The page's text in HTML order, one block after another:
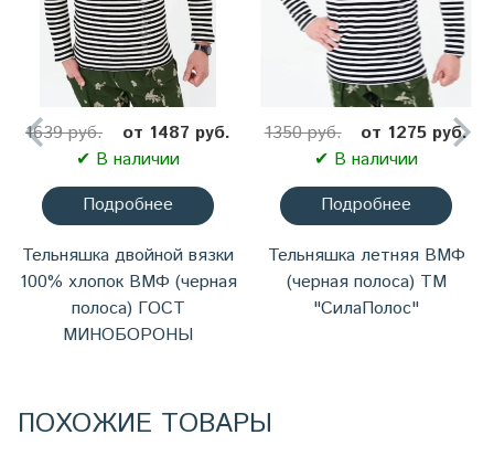
1639 руб.
от 1487 руб.
✔ В наличии
Подробнее
Тельняшка двойной вязки
100% хлопок ВМФ (черная
полоса) ГОСТ
МИНОБОРОНЫ
1350 руб.
от 1275 руб.
✔ В наличии
Подробнее
Тельняшка летняя ВМФ
(черная полоса) ТМ
"СилаПолос"
ПОХОЖИЕ ТОВАРЫ